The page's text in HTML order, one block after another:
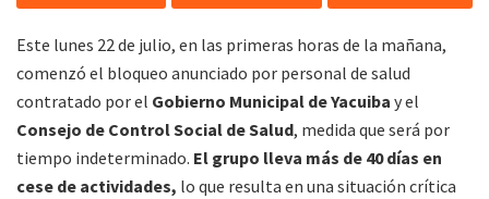
Este lunes 22 de julio, en las primeras horas de la mañana,
comenzó el bloqueo anunciado por personal de salud
contratado por el Gobierno Municipal de Yacuiba y el
Consejo de Control Social de Salud, medida que será por
tiempo indeterminado. El grupo lleva más de 40 días en
cese de actividades, lo que resulta en una situación crítica